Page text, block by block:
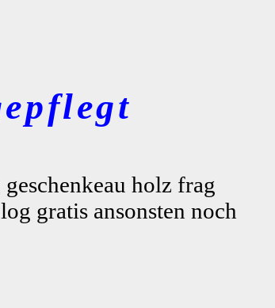
holz frag
gratis ansonsten noch